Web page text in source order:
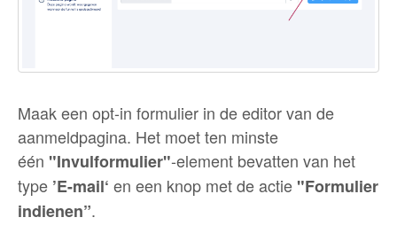
Maak een opt-in formulier in de editor van de
aanmeldpagina. Het moet ten minste
één "Invulformulier"-element bevatten van het
type ’E-mail‘ en een knop met de actie "Formulier
indienen”.